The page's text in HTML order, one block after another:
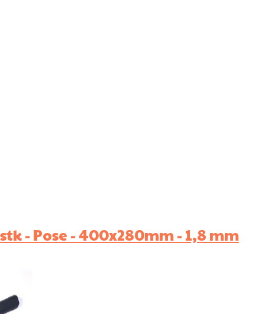
- Pose - 400x280mm - 1,8 mm